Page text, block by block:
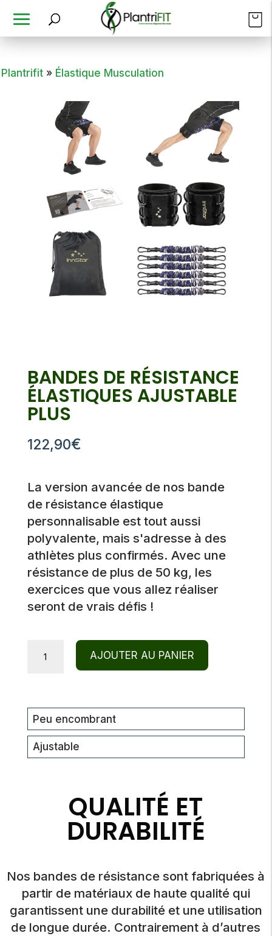
Plantrifit » Élastique Musculation
BANDES DE RÉSISTANCE
ÉLASTIQUES AJUSTABLE
PLUS
122,90€
La version avancée de nos bande
de résistance élastique
personnalisable est tout aussi
polyvalente, mais s'adresse à des
athlètes plus confirmés. Avec une
résistance de plus de 50 kg, les
exercices que vous allez réaliser
seront de vrais défis !
Ajustable
Plus
quantity
AJOUTER AU PANIER
Peu encombrant
Ajustable
QUALITÉ ET
DURABILITÉ
Nos bandes de résistance sont fabriquées à
partir de matériaux de haute qualité qui
garantissent une durabilité et une utilisation
de longue durée. Contrairement à d’autres